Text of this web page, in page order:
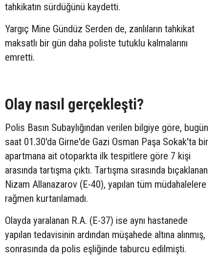
tahkikatın sürdüğünü kaydetti.
Yargıç Mine Gündüz Serden de, zanlıların tahkikat
maksatlı bir gün daha poliste tutuklu kalmalarını
emretti.
Olay nasıl gerçekleşti?
Polis Basın Subaylığından verilen bilgiye göre, bugün
saat 01.30'da Girne'de Gazi Osman Paşa Sokak'ta bir
apartmana ait otoparkta ilk tespitlere göre 7 kişi
arasında tartışma çıktı. Tartışma sırasında bıçaklanan
Nizam Allanazarov (E-40), yapılan tüm müdahalelere
rağmen kurtarılamadı.
Olayda yaralanan R.A. (E-37) ise aynı hastanede
yapılan tedavisinin ardından müşahede altına alınmış,
sonrasında da polis eşliğinde taburcu edilmişti.